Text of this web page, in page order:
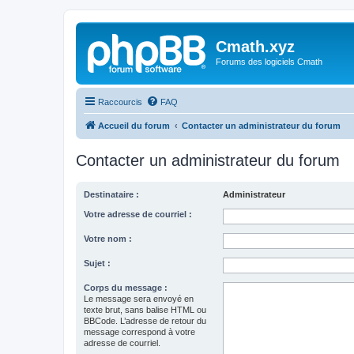
Cmath.xyz
Forums des logiciels Cmath
Raccourcis FAQ
Accueil du forum Contacter un administrateur du forum
Contacter un administrateur du forum
Destinataire : Administrateur
Votre adresse de courriel :
Votre nom :
Sujet :
Corps du message :
Le message sera envoyé en
texte brut, sans balise HTML ou
BBCode. L’adresse de retour du
message correspond à votre
adresse de courriel.